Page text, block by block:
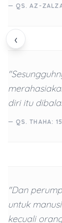
‹
— QS. AZ-
diri itu
— QS. THAHA: 15
"Dan
untuk
kecuali